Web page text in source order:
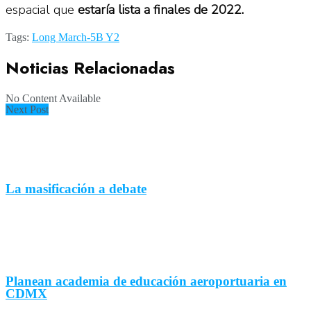
espacial que estaría lista a finales de 2022.
Tags: Long March-5B Y2
Noticias Relacionadas
No Content Available
Next Post
La masificación a debate
Planean academia de educación aeroportuaria en
CDMX